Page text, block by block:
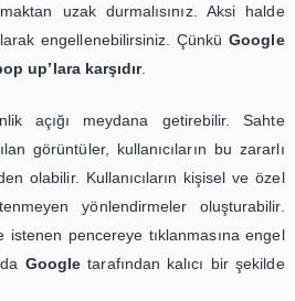
amaçlı kullanılmazlar. Zararlı
yazılım yüklemek için de
bir pop up engelleyici
programları içerisinde
bulunur.
pop up’lara dikkat
karşıya kalabilirsiniz.
sızan bu yazılımlar istem